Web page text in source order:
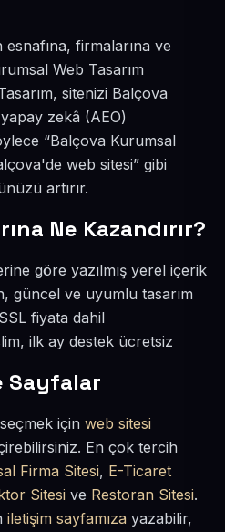
firmalarına ve
Web Tasarım
sitenizi Balçova
zekâ (AEO)
“Balçova Kurumsal
web sitesi” gibi
artırır.
Ne Kazandırır?
göre yazılmış yerel içerik
güncel ve uyumlu tasarım
fiyata dahil
ilk ay destek ücretsiz
Sayfalar
için web sitesi
En çok tercih
Firma Sitesi, E-Ticaret
Sitesi ve Restoran Sitesi.
iletişim sayfamıza yazabilir,